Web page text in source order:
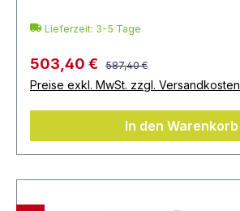
Lieferzeit: 3-5 Tage
503,40 € 587,40 €
Preise exkl. MwSt. zzgl. Versandkosten
In den Warenkorb